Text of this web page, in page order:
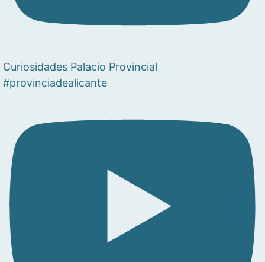
Curiosidades Palacio Provincial
#provinciadealicante